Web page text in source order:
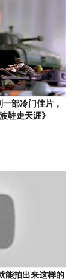
部冷门佳片，
鞋走天涯》
能拍出来这样的